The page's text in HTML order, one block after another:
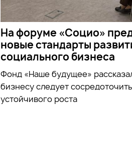
На форуме «Социо»
новые стандарты
социального бизнеса
Фонд «Наше будущее»
бизнесу следует
устойчивого роста